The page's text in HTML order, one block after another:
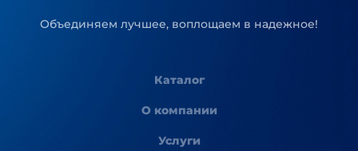
Объединяем лучшее, воплощаем в надежное!
Каталог
О компании
Услуги